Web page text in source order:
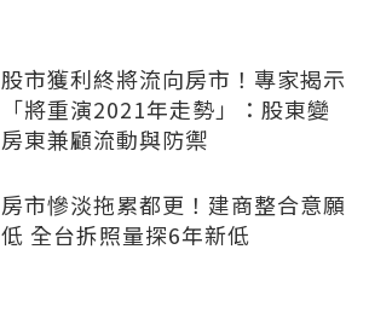
股市獲利終將流向房市！專家揭示
「將重演2021年走勢」：股東變
房東兼顧流動與防禦
房市慘淡拖累都更！建商整合意願
低 全台拆照量探6年新低